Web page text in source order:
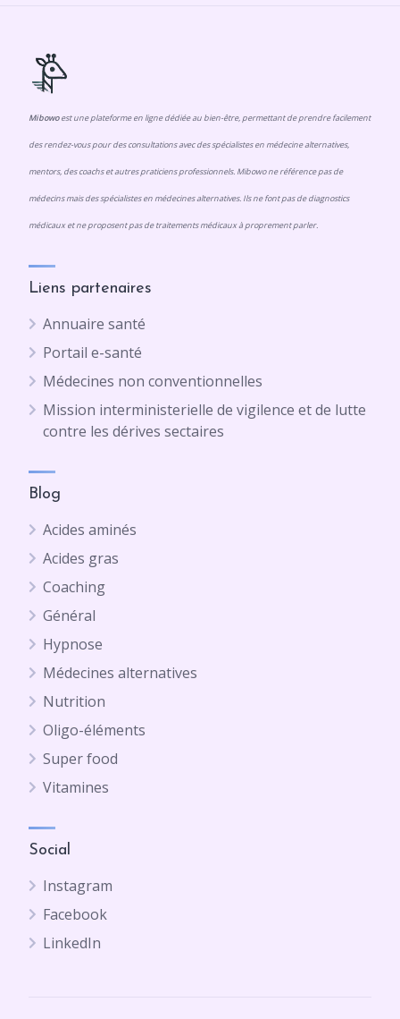
Mibowoest une plateforme en ligne dédiée au bien-être, permettant de prendre facilement
des rendez-vous pour des consultations avec des spécialistes en médecine alternatives,
mentors, des coachs et autres praticiens professionnels. Mibowo ne référence pas de
médecins mais des spécialistes en médecines alternatives. Ils ne font pas de diagnostics
médicaux et ne proposent pas de traitements médicaux à proprement parler.
Liens partenaires
Annuaire santé
Portail e-santé
Médecines non conventionnelles
Mission interministerielle de vigilence et de lutte
contre les dérives sectaires
Blog
Acides aminés
Acides gras
Coaching
Général
Hypnose
Médecines alternatives
Nutrition
Oligo-éléments
Super food
Vitamines
Social
Instagram
Facebook
LinkedIn